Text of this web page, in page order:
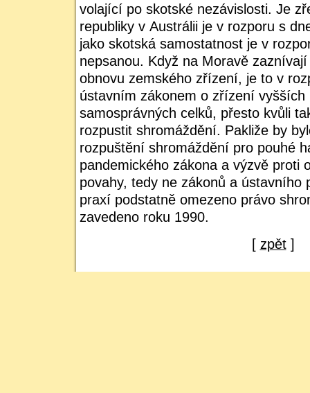
volající po skotské nezávislosti. Je
republiky v Austrálii je v rozporu s
jako skotská samostatnost je v
nepsanou. Když na Moravě
obnovu zemského zřízení, je to v
ústavním zákonem o zřízení vyšších
samosprávných celků, přesto kvůli
rozpustit shromáždění. Pakliže by
rozpuštění shromáždění pro pouhé
pandemického zákona a výzvě proti
povahy, tedy ne zákonů a ústavního
praxí podstatně omezeno právo
zavedeno roku 1990.
[ zpět]